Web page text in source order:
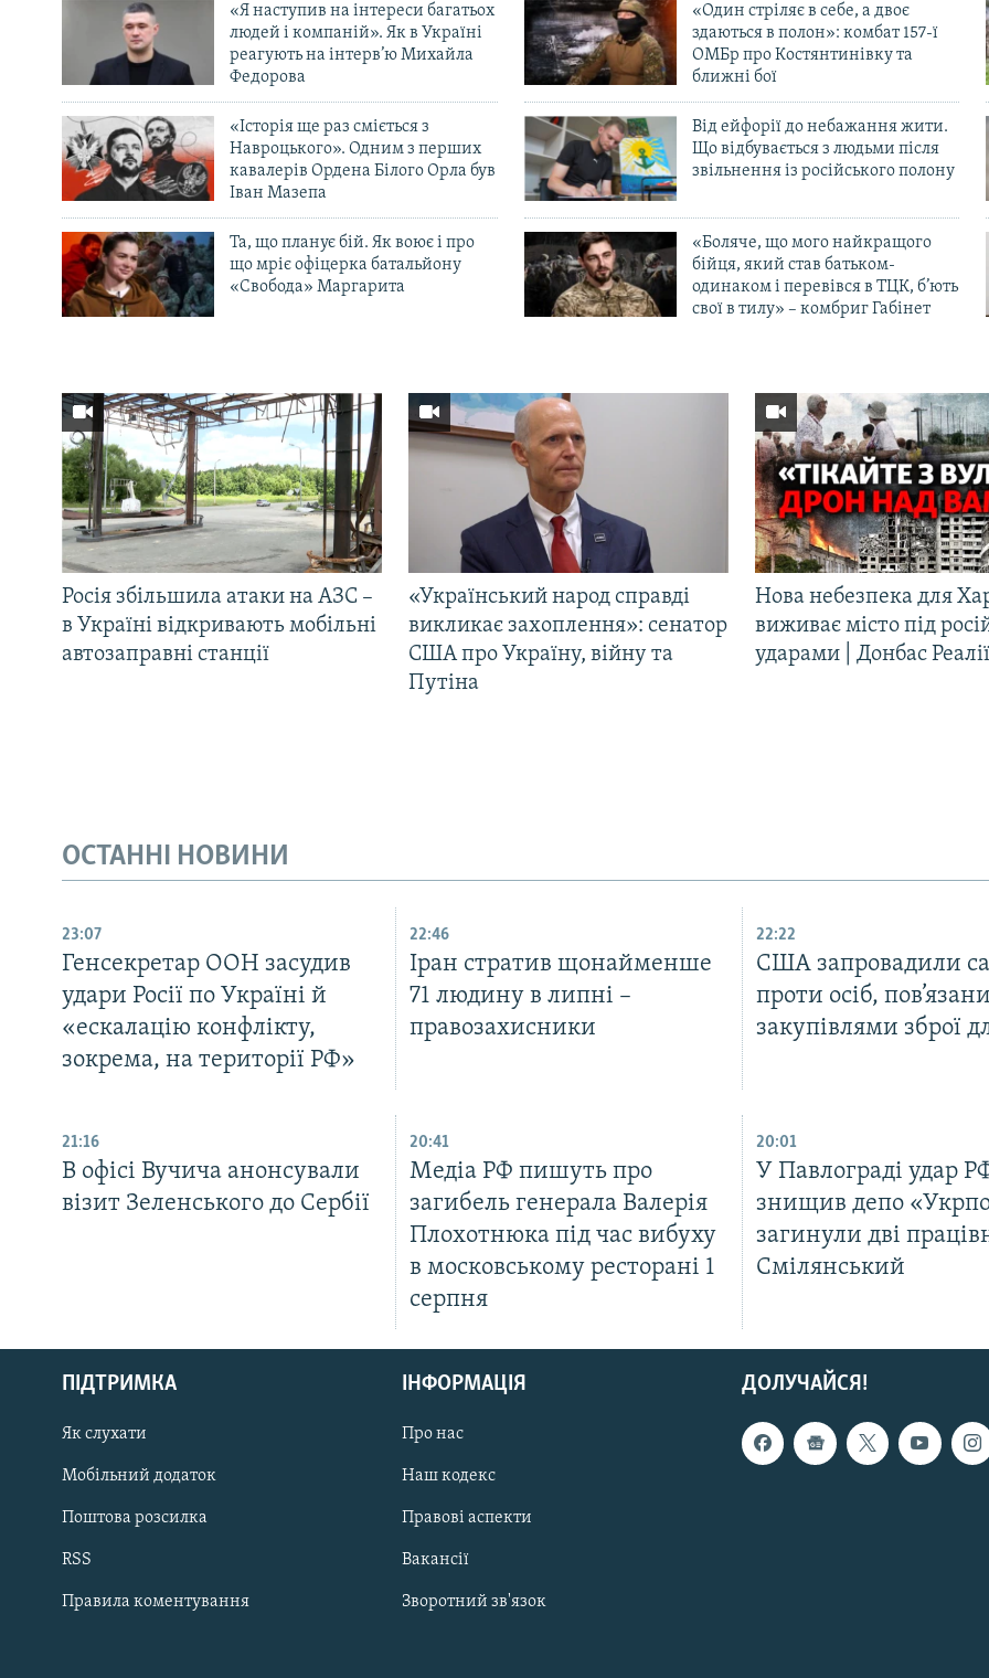
РУС
ДОЛУЧАЙСЯ!
«Я наступив на інтереси багатьох
людей і компаній». Як в Україні
реагують на інтерв’ю Михайла
Федорова
«Один стріляє в себе, а двоє
здаються в полон»: комбат 157-ї
ОМБр про Костянтинівку та
ближні бої
«Історія ще раз сміється з
Навроцького». Одним з перших
кавалерів Ордена Білого Орла був
Іван Мазепа
Від ейфорії до небажання жити.
Що відбувається з людьми після
звільнення із російського полону
Та, що планує бій. Як воює і про
що мріє офіцерка батальйону
«Свобода» Маргарита
«Боляче, що мого найкращого
бійця, який став батьком-
одинаком і перевівся в ТЦК, б’ють
свої в тилу» – комбриг Габінет
Росія збільшила атаки на АЗС –
в Україні відкривають мобільні
автозаправні станції
«Український народ справді
викликає захоплення»: сенатор
США про Україну, війну та
Путіна
Нова небезпека для
виживає місто під
ударами | Донбас Реалії
ОСТАННІ НОВИНИ
23:07
Генсекретар ООН засудив
удари Росії по Україні й
«ескалацію конфлікту,
зокрема, на території РФ»
22:46
Іран стратив щонайменше
71 людину в липні –
правозахисники
22:22
США запровадили
проти осіб,
закупівлями зброї
21:16
В офісі Вучича анонсували
візит Зеленського до Сербії
20:41
Медіа РФ пишуть про
загибель генерала Валерія
Плохотнюка під час вибуху
в московському ресторані 1
серпня
20:01
У Павлограді удар
знищив депо
загинули дві
Смілянський
ДОЛУЧАЙСЯ!
ПІДТРИМКА
Як слухати
Мобільний додаток
Поштова розсилка
RSS
Правила коментування
ІНФОРМАЦІЯ
Про нас
Наш кодекс
Правові аспекти
Вакансії
Зворотний зв'язок